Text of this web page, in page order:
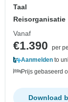
Taal
Reisorganisatie
Vanaf
€1.390
per
Aanmelden to
Prijs gebaseerd
Download